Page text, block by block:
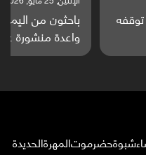
ألزهايمر بدراسة
شبوةحضرموتالمهرةالحديدة